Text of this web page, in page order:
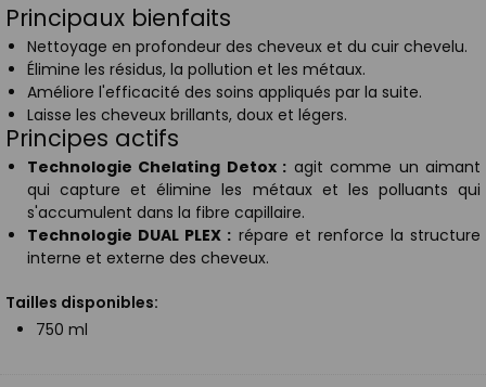
Principaux bienfaits
Nettoyage en profondeur des cheveux et du cuir chevelu.
Élimine les résidus, la pollution et les métaux.
Améliore l'efficacité des soins appliqués par la suite.
Laisse les cheveux brillants, doux et légers.
Principes actifs
Technologie Chelating Detox : agit comme un aimant
qui capture et élimine les métaux et les polluants qui
s'accumulent dans la fibre capillaire.
Technologie DUAL PLEX : répare et renforce la structure
interne et externe des cheveux.
Tailles disponibles:
750 ml